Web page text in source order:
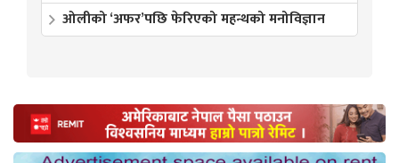
ओलीको ‘अफर’पछि फेरिएको महन्थको मनोविज्ञान